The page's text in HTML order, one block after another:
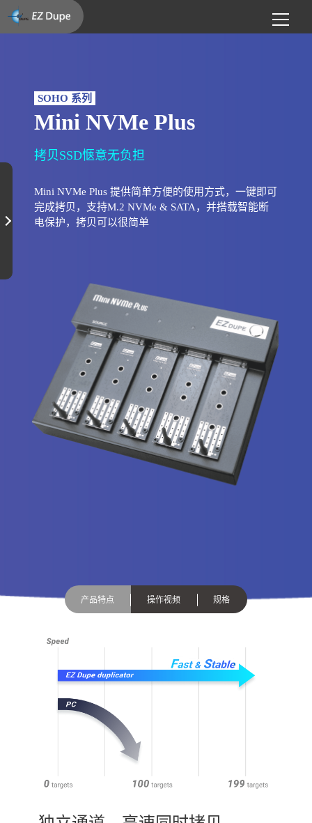
SOHO 系列
Mini NVMe Plus
拷贝SSD惬意无负担
Mini NVMe Plus 提供简单方便的使用方式，一键即可
完成拷贝，支持M.2 NVMe & SATA，并搭载智能断
电保护，拷贝可以很简单
产品特点 操作视频 规格